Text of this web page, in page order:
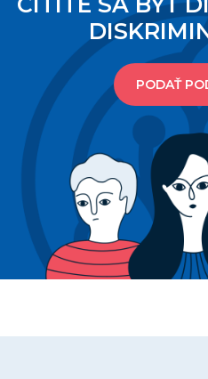
PODAŤ